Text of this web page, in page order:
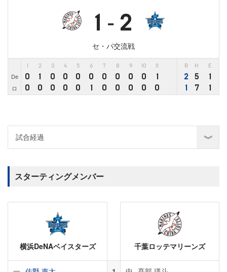
1 - 2
セ・パ交流戦
2 3 4 5 6 7 8 9 10 R H E
De 0 1 0 0 0 0 0 0 0 0 1 2 5 1
ロ 0 0 0 0 0 1 0 0 0 0 0 1 7 1
スターティングメンバー
横浜DeNAベイスターズ 千葉ロッテマリーンズ